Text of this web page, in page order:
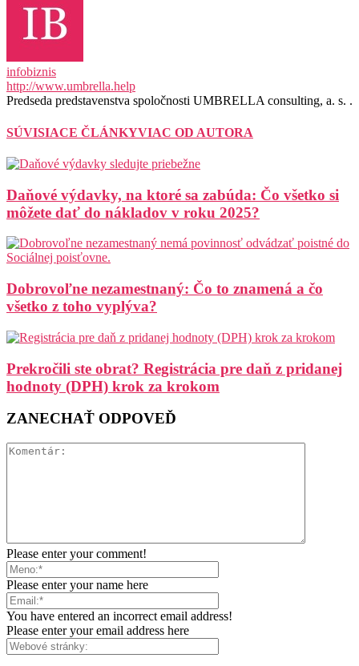
infobiznis
http://www.umbrella.help
Predseda predstavenstva spoločnosti UMBRELLA consulting, a. s. .
SÚVISIACE ČLÁNKYVIAC OD AUTORA
Daňové výdavky, na ktoré sa zabúda: Čo všetko si
môžete dať do nákladov v roku 2025?
Dobrovoľne nezamestnaný: Čo to znamená a čo
všetko z toho vyplýva?
Prekročili ste obrat? Registrácia pre daň z pridanej
hodnoty (DPH) krok za krokom
ZANECHAŤ ODPOVEĎ
Please enter your comment!
Please enter your name here
You have entered an incorrect email address!
Please enter your email address here